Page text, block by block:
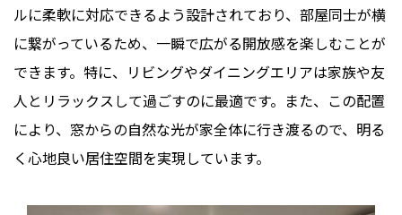
ルに柔軟に対応できるよう設計されており、部屋同士が横
に繋がっているため、一瞬で広がる開放感を楽しむことが
できます。特に、リビングやダイニングエリアは家族や友
人とリラックスして過ごすのに最適です。また、この配置
により、窓からの自然な光が家全体に行き渡るので、明る
く心地良い居住空間を実現しています。